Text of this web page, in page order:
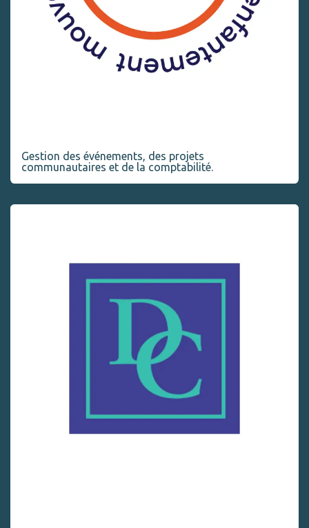
Gestion des événements, des projets
communautaires et de la comptabilité.